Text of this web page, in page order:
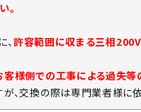
。
許容範囲に収まる三相
様側での工事による過失等
、交換の際は専門業者様に